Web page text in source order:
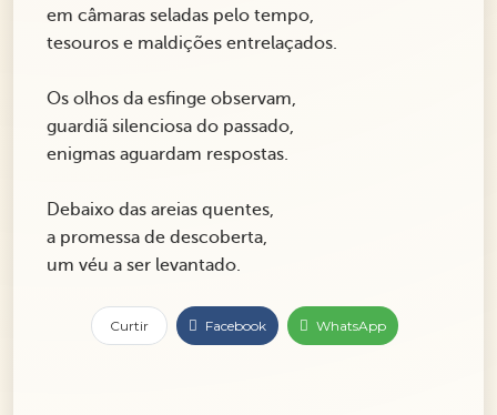
em câmaras seladas pelo tempo,
tesouros e maldições entrelaçados.
Os olhos da esfinge observam,
guardiã silenciosa do passado,
enigmas aguardam respostas.
Debaixo das areias quentes,
a promessa de descoberta,
um véu a ser levantado.
Curtir Facebook WhatsApp